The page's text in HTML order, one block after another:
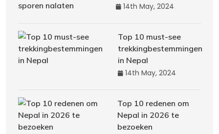
14th May, 2024
Top 10 must-see
trekkingbestemmingen
in Nepal
14th May, 2024
Top 10 redenen om
Nepal in 2026 te
bezoeken